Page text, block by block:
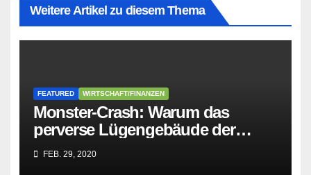
Weitere Artikel zu diesem Thema
FEATURED WIRTSCHAFT/FINANZEN
Monster-Crash: Warum das
perverse Lügengebäude der
Sozialisten in sich
zusammenbricht!
FEB. 29, 2020